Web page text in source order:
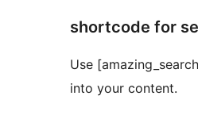
shortcode for
Use
into your content.